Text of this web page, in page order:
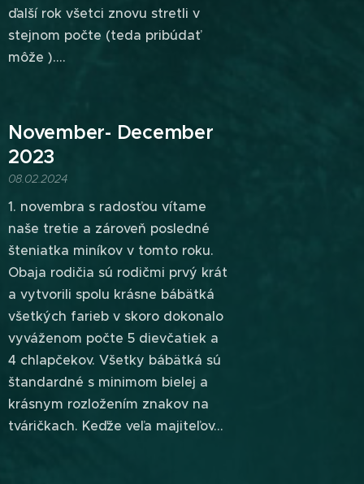
ďalší rok všetci znovu stretli v
stejnom počte (teda pribúdať
môže )....
November- December
2023
08.02.2024
1. novembra s radosťou vítame
naše tretie a zároveň posledné
šteniatka miníkov v tomto roku.
Obaja rodičia sú rodičmi prvý krát
a vytvorili spolu krásne bábätká
všetkých farieb v skoro dokonalo
vyváženom počte 5 dievčatiek a
4 chlapčekov. Všetky bábätká sú
štandardné s minimom bielej a
krásnym rozložením znakov na
tváričkach. Keďže veľa majiteľov...